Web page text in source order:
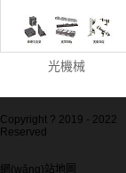
光機械
Copyright ? 2019 - 2022
Reserved
網(wǎng)站地圖